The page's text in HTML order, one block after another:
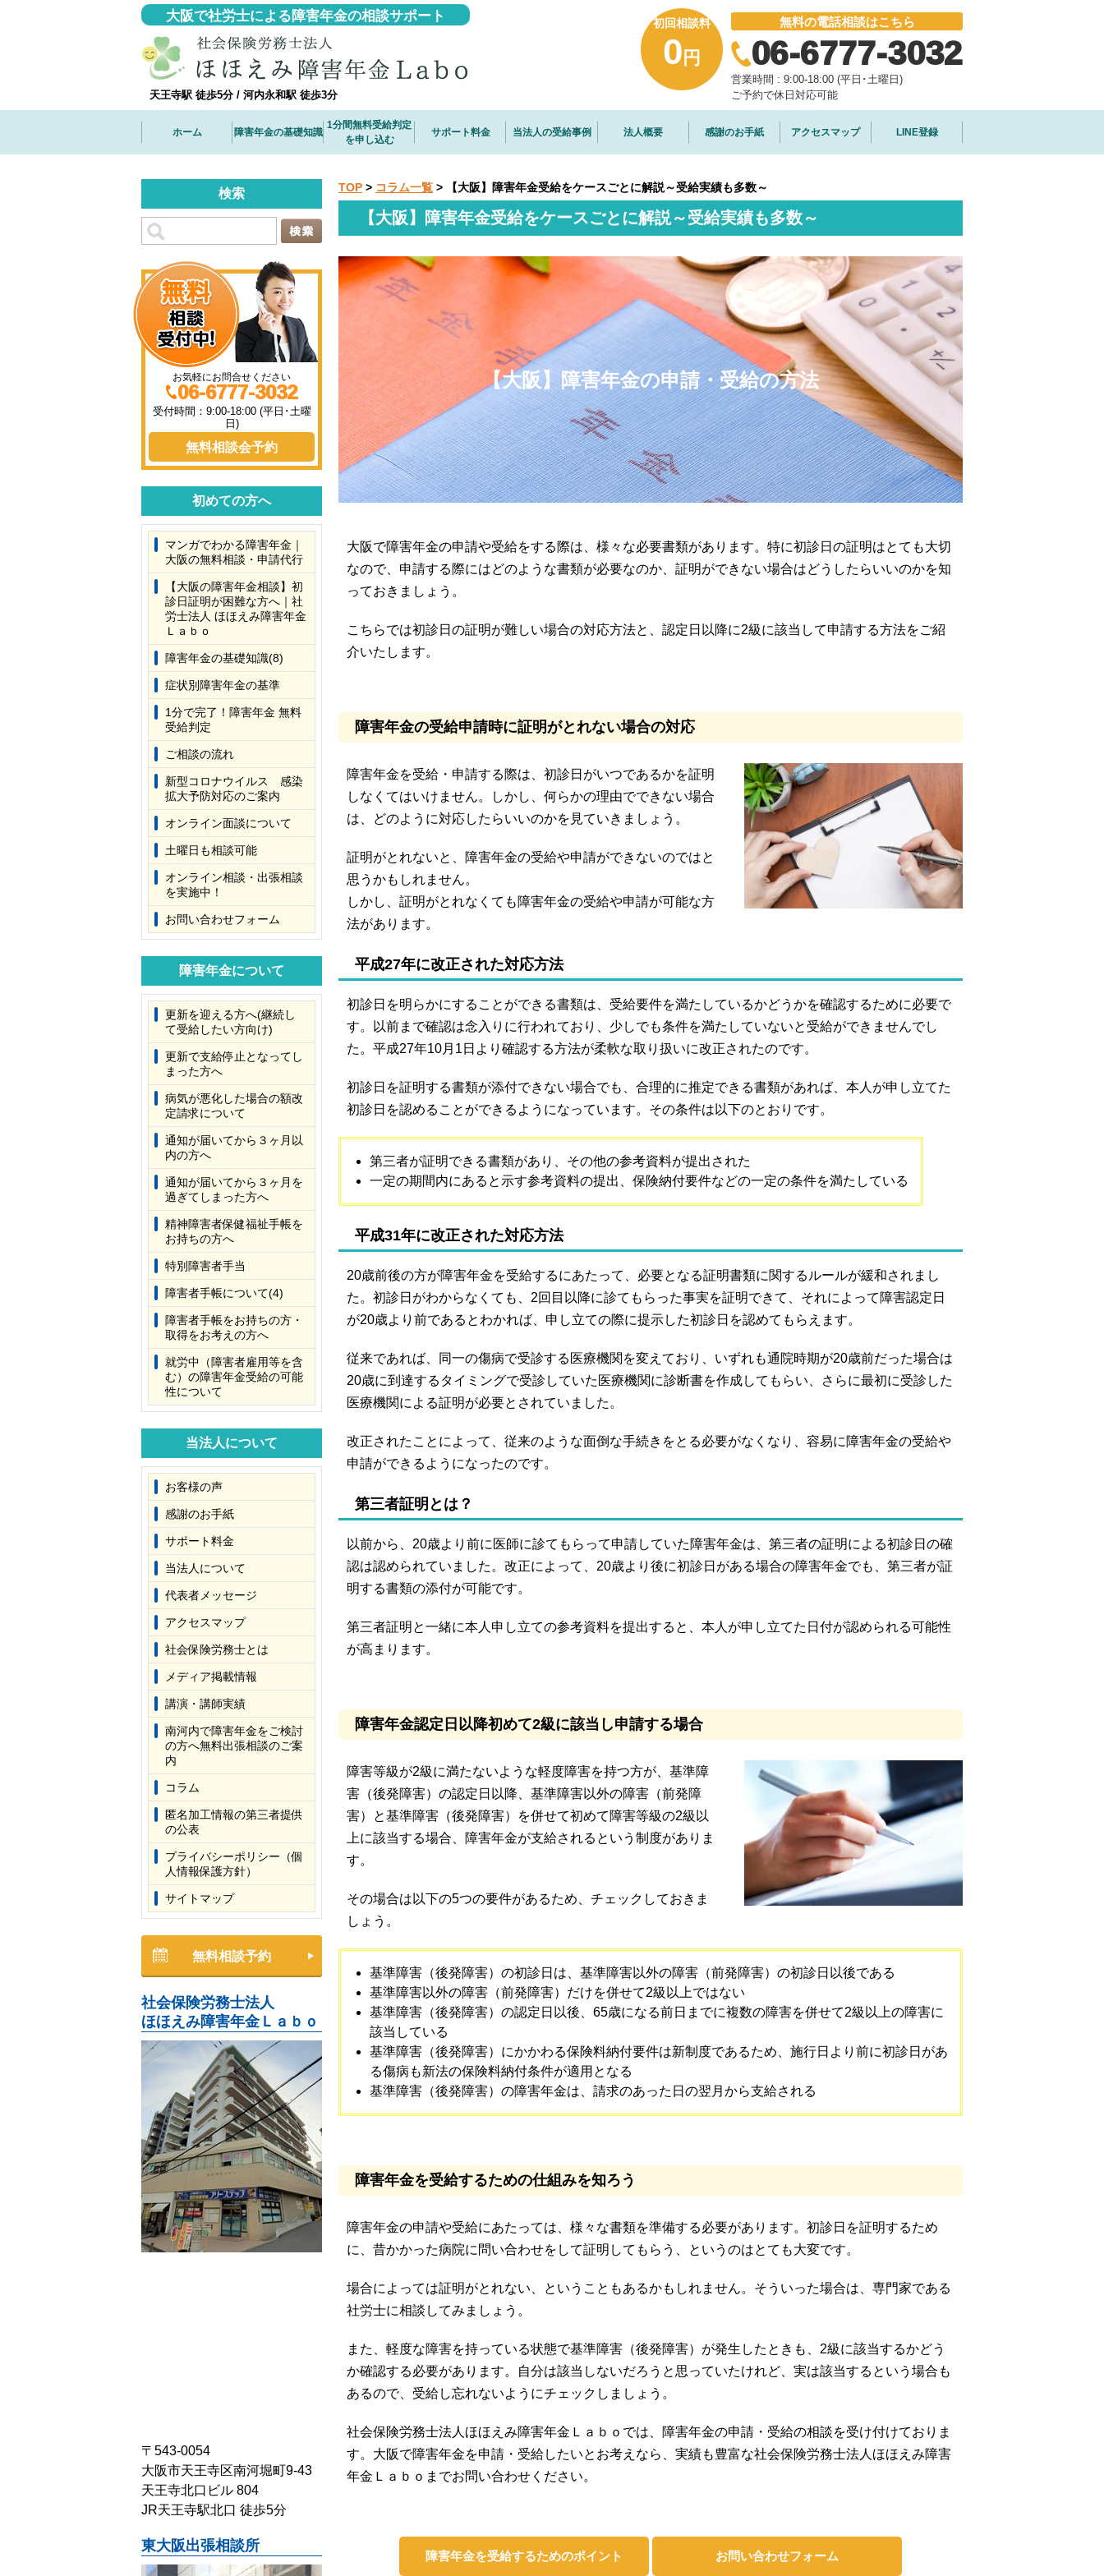
大阪で社労士による障害年金の相談サポート
天王寺駅 徒歩5分 / 河内永和駅 徒歩3分
初回相談料
0 円
無料の電話相談はこちら
06-6777-3032
営業時間 : 9:00-18:00 (平日･土曜日)
ご予約で休日対応可能
ホーム 障害年金の基礎知識
1分間無料受給判定
を申し込む
サポート料金 当法人の受給事例 法人概要 感謝のお手紙 アクセスマップ LINE登録
TOP > コラム一覧 > 【大阪】障害年金受給をケースごとに解説～受給実績も多数～
【大阪】障害年金受給をケースごとに解説～受給実績も多数～
【大阪】障害年金の申請・受給の方法
大阪で障害年金の申請や受給をする際は、様々な必要書類があります。特に初診日の証明はとても大切
なので、申請する際にはどのような書類が必要なのか、証明ができない場合はどうしたらいいのかを知
っておきましょう。
こちらでは初診日の証明が難しい場合の対応方法と、認定日以降に2級に該当して申請する方法をご紹
介いたします。
障害年金の受給申請時に証明がとれない場合の対応
障害年金を受給・申請する際は、初診日がいつであるかを証明
しなくてはいけません。しかし、何らかの理由でできない場合
は、どのように対応したらいいのかを見ていきましょう。
証明がとれないと、障害年金の受給や申請ができないのではと
思うかもしれません。
しかし、証明がとれなくても障害年金の受給や申請が可能な方
法があります。
平成27年に改正された対応方法
初診日を明らかにすることができる書類は、受給要件を満たしているかどうかを確認するために必要で
す。以前まで確認は念入りに行われており、少しでも条件を満たしていないと受給ができませんでし
た。平成27年10月1日より確認する方法が柔軟な取り扱いに改正されたのです。
初診日を証明する書類が添付できない場合でも、合理的に推定できる書類があれば、本人が申し立てた
初診日を認めることができるようになっています。その条件は以下のとおりです。
第三者が証明できる書類があり、その他の参考資料が提出された
一定の期間内にあると示す参考資料の提出、保険納付要件などの一定の条件を満たしている
平成31年に改正された対応方法
20歳前後の方が障害年金を受給するにあたって、必要となる証明書類に関するルールが緩和されまし
た。初診日がわからなくても、2回目以降に診てもらった事実を証明できて、それによって障害認定日
が20歳より前であるとわかれば、申し立ての際に提示した初診日を認めてもらえます。
従来であれば、同一の傷病で受診する医療機関を変えており、いずれも通院時期が20歳前だった場合は
20歳に到達するタイミングで受診していた医療機関に診断書を作成してもらい、さらに最初に受診した
医療機関による証明が必要とされていました。
改正されたことによって、従来のような面倒な手続きをとる必要がなくなり、容易に障害年金の受給や
申請ができるようになったのです。
第三者証明とは？
以前から、20歳より前に医師に診てもらって申請していた障害年金は、第三者の証明による初診日の確
認は認められていました。改正によって、20歳より後に初診日がある場合の障害年金でも、第三者が証
明する書類の添付が可能です。
第三者証明と一緒に本人申し立ての参考資料を提出すると、本人が申し立てた日付が認められる可能性
が高まります。
障害年金認定日以降初めて2級に該当し申請する場合
障害等級が2級に満たないような軽度障害を持つ方が、基準障
害（後発障害）の認定日以降、基準障害以外の障害（前発障
害）と基準障害（後発障害）を併せて初めて障害等級の2級以
上に該当する場合、障害年金が支給されるという制度がありま
す。
その場合は以下の5つの要件があるため、チェックしておきま
しょう。
基準障害（後発障害）の初診日は、基準障害以外の障害（前発障害）の初診日以後である
基準障害以外の障害（前発障害）だけを併せて2級以上ではない
基準障害（後発障害）の認定日以後、65歳になる前日までに複数の障害を併せて2級以上の障害に
該当している
基準障害（後発障害）にかかわる保険料納付要件は新制度であるため、施行日より前に初診日があ
る傷病も新法の保険料納付条件が適用となる
基準障害（後発障害）の障害年金は、請求のあった日の翌月から支給される
障害年金を受給するための仕組みを知ろう
障害年金の申請や受給にあたっては、様々な書類を準備する必要があります。初診日を証明するため
に、昔かかった病院に問い合わせをして証明してもらう、というのはとても大変です。
場合によっては証明がとれない、ということもあるかもしれません。そういった場合は、専門家である
社労士に相談してみましょう。
また、軽度な障害を持っている状態で基準障害（後発障害）が発生したときも、2級に該当するかどう
か確認する必要があります。自分は該当しないだろうと思っていたけれど、実は該当するという場合も
あるので、受給し忘れないようにチェックしましょう。
社会保険労務士法人ほほえみ障害年金Ｌａｂｏでは、障害年金の申請・受給の相談を受け付けておりま
す。大阪で障害年金を申請・受給したいとお考えなら、実績も豊富な社会保険労務士法人ほほえみ障害
年金Ｌａｂｏまでお問い合わせください。
障害年金を受給するためのポイント お問い合わせフォーム
検索
お気軽にお問合せください
06-6777-3032
受付時間：9:00-18:00 (平日･土曜
日)
無料相談会予約
初めての方へ
マンガでわかる障害年金｜
大阪の無料相談・申請代行
【大阪の障害年金相談】初
診日証明が困難な方へ｜社
労士法人 ほほえみ障害年金
Ｌａｂｏ
障害年金の基礎知識(8)
症状別障害年金の基準
1分で完了！障害年金 無料
受給判定
ご相談の流れ
新型コロナウイルス 感染
拡大予防対応のご案内
オンライン面談について
土曜日も相談可能
オンライン相談・出張相談
を実施中！
お問い合わせフォーム
障害年金について
更新を迎える方へ(継続し
て受給したい方向け)
更新で支給停止となってし
まった方へ
病気が悪化した場合の額改
定請求について
通知が届いてから３ヶ月以
内の方へ
通知が届いてから３ヶ月を
過ぎてしまった方へ
精神障害者保健福祉手帳を
お持ちの方へ
特別障害者手当
障害者手帳について(4)
障害者手帳をお持ちの方・
取得をお考えの方へ
就労中（障害者雇用等を含
む）の障害年金受給の可能
性について
当法人について
お客様の声
感謝のお手紙
サポート料金
当法人について
代表者メッセージ
アクセスマップ
社会保険労務士とは
メディア掲載情報
講演・講師実績
南河内で障害年金をご検討
の方へ無料出張相談のご案
内
コラム
匿名加工情報の第三者提供
の公表
プライバシーポリシー（個
人情報保護方針）
サイトマップ
無料相談予約
社会保険労務士法人
ほほえみ障害年金Ｌａｂｏ
〒543-0054
大阪市天王寺区南河堀町9-43
天王寺北口ビル 804
JR天王寺駅北口 徒歩5分
東大阪出張相談所